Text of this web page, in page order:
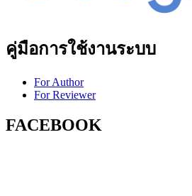
คู่มือการใช้งานระบบ
For Author
For Reviewer
FACEBOOK